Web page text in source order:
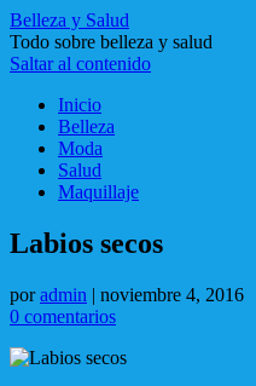
Belleza y Salud
Todo sobre belleza y salud
Saltar al contenido
Inicio
Belleza
Moda
Salud
Maquillaje
Labios secos
poradmin | noviembre 4, 2016
0 comentarios